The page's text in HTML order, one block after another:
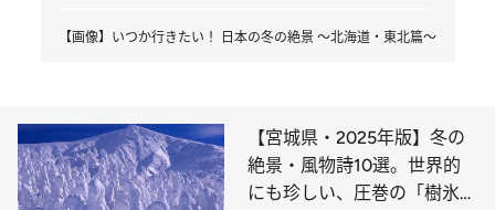
【画像】いつか行きたい！ 日本の冬の絶景 ～北海道・東北篇～
【宮城県・2025年版】冬の
絶景・風物詩10選。世界的
にも珍しい、圧巻の「樹氷」